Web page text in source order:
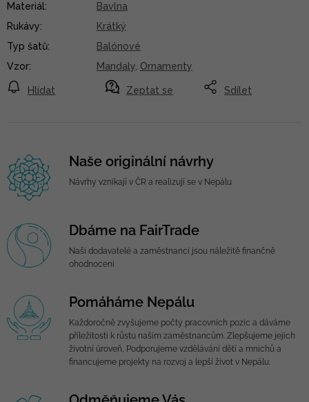
Zeptat se
Hlídat Sdílet
Materiál:
Bavlna
Rukávy:
Krátký
Typ šatů:
Balónové
Vzor: Mandaly Ornamenty
Naše originální návrhy
Návrhy vznikají v ČR a realizují se v Nepálu
Dbáme na FairTrade
Naši dodavatelé a zaměstnanci jsou náležitě finančně
ohodnoceni
Pomáháme Nepálu
Každoročně zvyšujeme počty pracovních pozic a dáváme
příležitosti k růstu našim zaměstnancům. Zlepšujeme jejich
životní úroveň, Podporujeme vzdělávání dětí a mnichů a
financujeme projekty na rozvoj a lepší život v Nepálu.